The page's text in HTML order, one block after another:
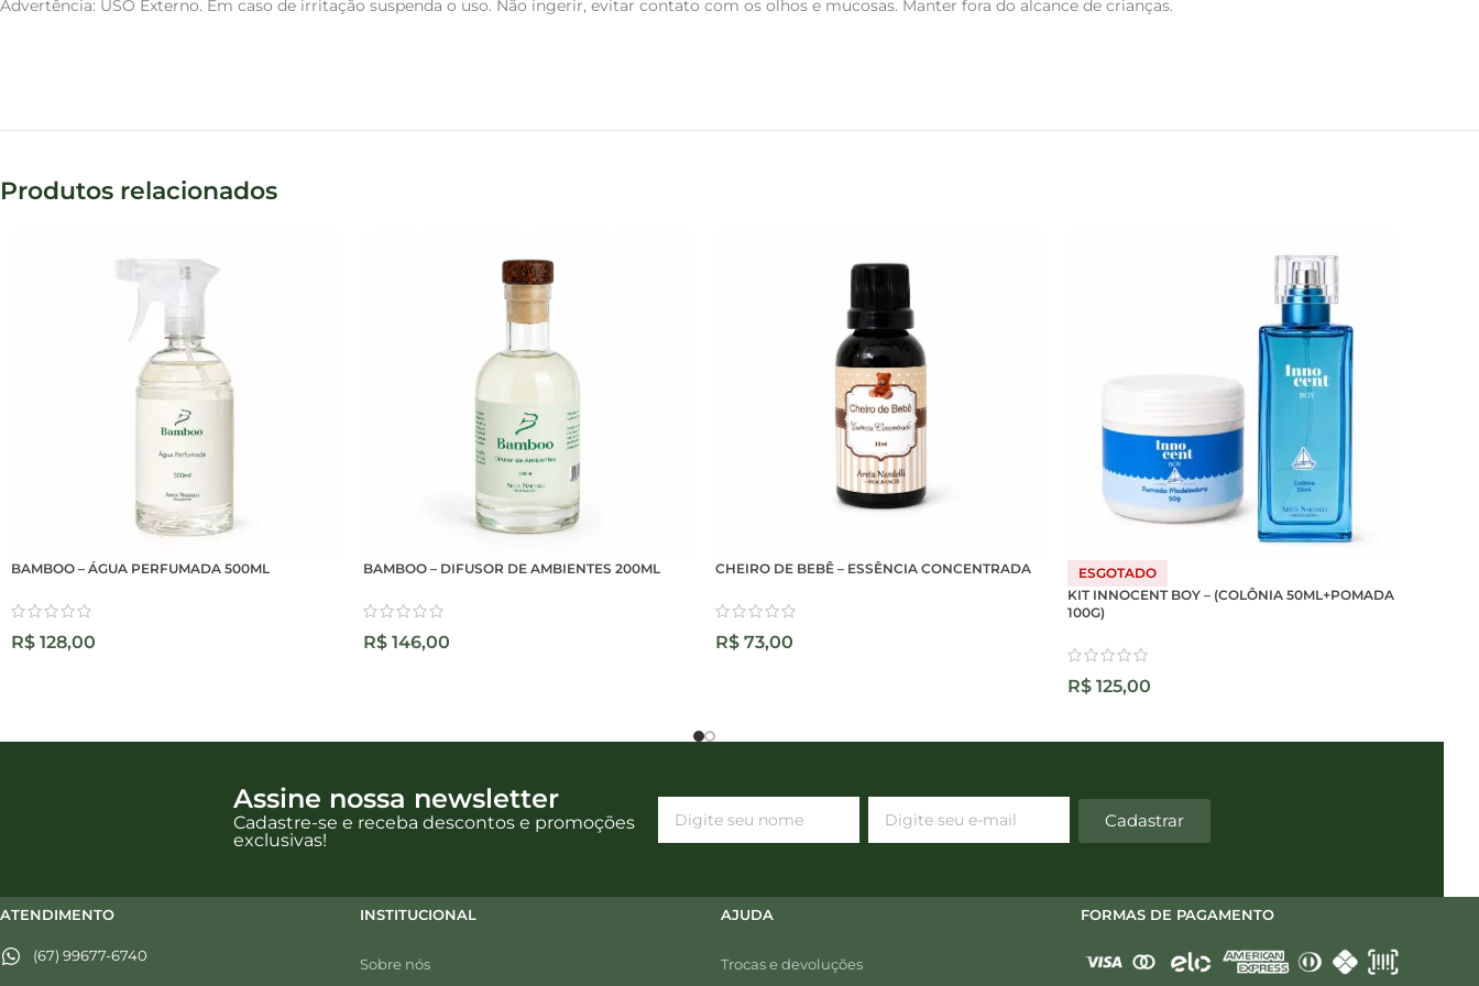
Advertência: USO Externo. Em caso de irritação suspenda o uso. Não ingerir, evitar contato com os olhos e mucosas. Manter fora do alcance de crianças.
Produtos relacionados
BAMBOO – ÁGUA PERFUMADA 500ML
R$ 128,00
BAMBOO – DIFUSOR DE AMBIENTES 200ML
R$ 146,00
CHEIRO DE BEBÊ – ESSÊNCIA CONCENTRADA
R$ 73,00
ESGOTADO
KIT INNOCENT BOY – (COLÔNIA 50ML+POMADA
100G)
R$ 125,00
Assine nossa newsletter
Cadastre-se e receba descontos e promoções
exclusivas!
Cadastrar
ATENDIMENTO
(67) 99677-6740
INSTITUCIONAL
Sobre nós
AJUDA
Trocas e devoluções
FORMAS DE PAGAMENTO